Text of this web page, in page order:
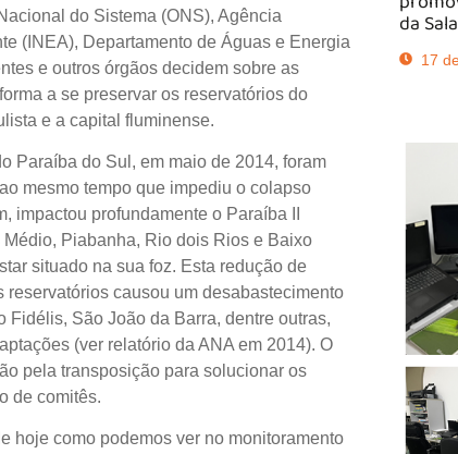
do Sistema (ONS), Agência
(INEA), Departamento de Águas e Energia
e outros órgãos decidem sobre as
a se preservar os reservatórios do
e a capital fluminense.
Paraíba do Sul, em maio de 2014, foram
mesmo tempo que impediu o colapso
impactou profundamente o Paraíba II
Piabanha, Rio dois Rios e Baixo
situado na sua foz. Esta redução de
causou um desabastecimento
São João da Barra, dentre outras,
(ver relatório da ANA em 2014). O
pela transposição para solucionar os
de comitês.
hoje como podemos ver no monitoramento
da
17